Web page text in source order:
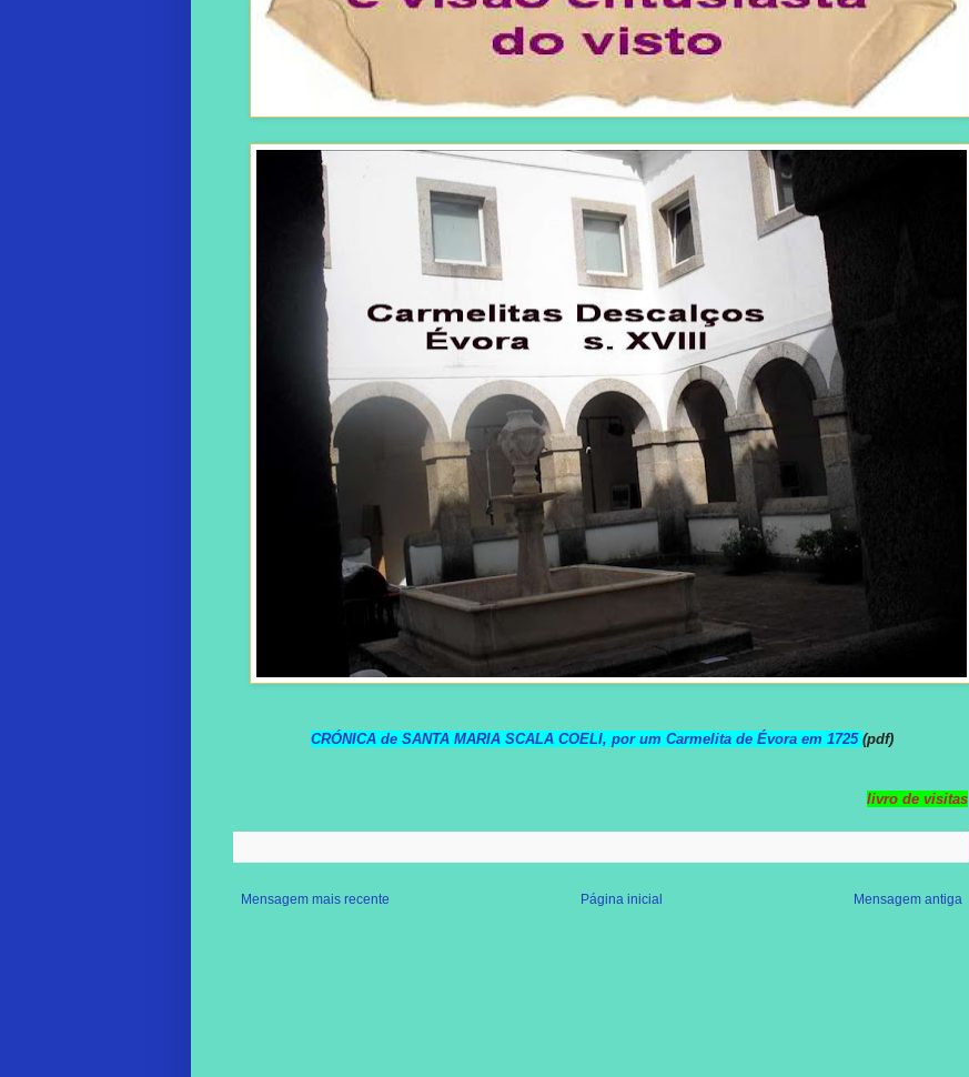
CRÓNICA de SANTA MARIA SCALA COELI, por um Carmelita de Évora em 1725 (pdf)
livro de visitas
Mensagem mais recente Mensagem antiga
Página inicial